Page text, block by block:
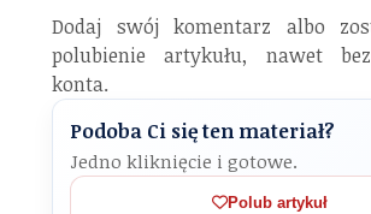
Dodaj swój komentarz albo
polubienie artykułu, nawet
konta.
Podoba Ci się ten materiał?
Jedno kliknięcie i gotowe.
Polub artykuł